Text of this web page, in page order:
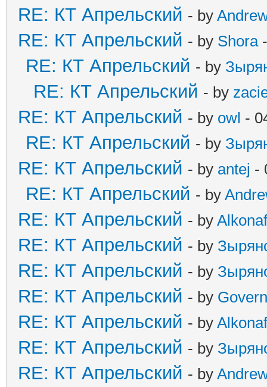
RE: КТ Апрельский - by
RE: КТ Апрельский - by Shora-
RE: КТ Апрельский - by
RE: КТ Апрельский - by
RE: КТ Апрельский - by owl -
RE: КТ Апрельский - by
RE: КТ Апрельский - by antej -
RE: КТ Апрельский - by
RE: КТ Апрельский - by
RE: КТ Апрельский - by
RE: КТ Апрельский - by
RE: КТ Апрельский - by
RE: КТ Апрельский - by
RE: КТ Апрельский - by
RE: КТ Апрельский - by